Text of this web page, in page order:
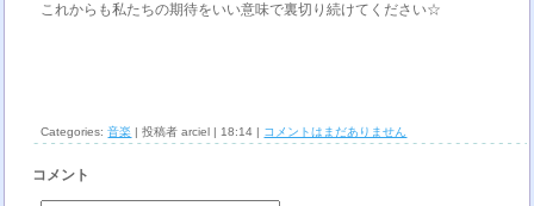
これからも私たちの期待をいい意味で裏切り続けてください☆
Categories:音楽 | 投稿者 arciel | 18:14 | コメントはまだありません
コメント